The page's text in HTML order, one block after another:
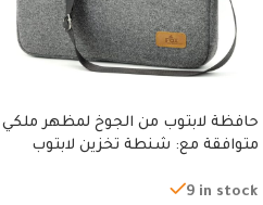
حافظة لابتوب من الجوخ لمظهر ملكي |
متوافقة مع: شنطة تخزين لابتوب
من الجوخ لجهاز نوت بوك والتابلت،
9 in stock